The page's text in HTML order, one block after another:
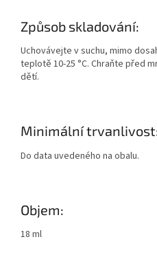
Způsob skladování:
Uchovávejte v suchu, mimo
teplotě 10-25 °C. Chraňte před
dětí.
Minimální
Do data uvedeného na obalu.
Objem:
18 ml